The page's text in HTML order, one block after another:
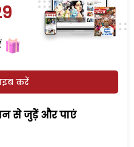
करें
से जुड़ेें और पाएं